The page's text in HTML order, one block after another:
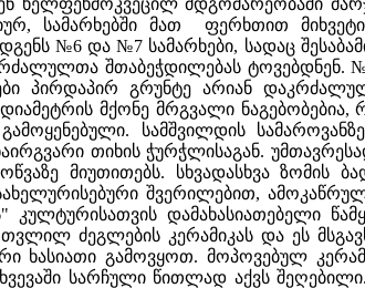
მდგომარეობაში
სამარხებში მათ ფერხთით
№6 და №7 სამარხები, სადაც
შთაბეჭდილებას ტოვებდნენ.
პირდაპირ გრუნტე არიან
მქონე მრგვალი
სამშვილდის
თიხის ჭურჭლისაგან.
მიუთითებს. სხვადასხვა ზომის
შვერილებით,
კულტურისათვის დამახასიათებელი
ძეგლების კერამიკას და ეს
ხასიათი გამოვყოთ. მოპოვებულ
სარჩული წითლად აქვს